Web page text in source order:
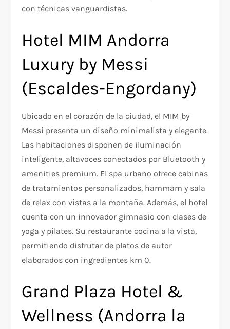
con técnicas vanguardistas.
Hotel MIM Andorra
Luxury by Messi
(Escaldes-Engordany)
Ubicado en el corazón de la ciudad, el MIM by
Messi presenta un diseño minimalista y elegante.
Las habitaciones disponen de iluminación
inteligente, altavoces conectados por Bluetooth y
amenities premium. El spa urbano ofrece cabinas
de tratamientos personalizados, hammam y sala
de relax con vistas a la montaña. Además, el hotel
cuenta con un innovador gimnasio con clases de
yoga y pilates. Su restaurante cocina a la vista,
permitiendo disfrutar de platos de autor
elaborados con ingredientes km 0.
Grand Plaza Hotel &
Wellness (Andorra la